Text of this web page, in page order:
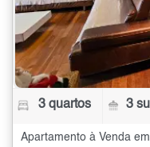
3 quartos 3
Apartamento à Venda